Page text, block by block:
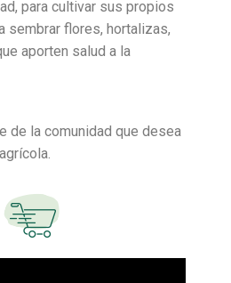
para cultivar sus propios
sembrar flores, hortalizas,
aporten salud a la
de la comunidad que desea